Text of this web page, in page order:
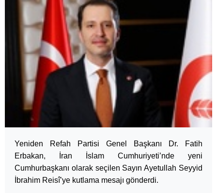
Yeniden Refah Partisi Genel Başkanı Dr. Fatih
Erbakan, İran İslam Cumhuriyeti’nde yeni
Cumhurbaşkanı olarak seçilen Sayın Ayetullah Seyyid
İbrahim Reisî’ye kutlama mesajı gönderdi.